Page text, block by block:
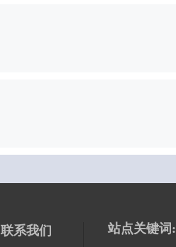
联系我们 站点关键词: